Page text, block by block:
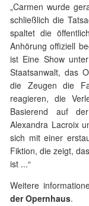
„Carmen wurde
schließlich die
spaltet die
Anhörung offiziell
ist Eine Show
Staatsanwalt, das
die Zeugen die
reagieren, die
Basierend auf
Alexandra Lacroix
sich mit einer
Fiktion, die zeigt,
ist ...“
Weitere
der Opernhaus.